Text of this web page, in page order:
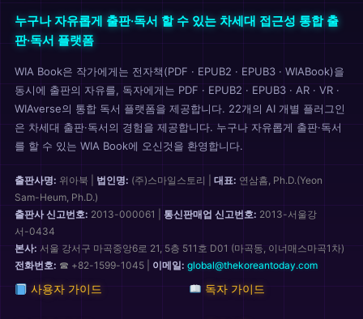
누구나 자유롭게 출판·독서 할 수 있는 차세대 접근성 통합 출
판·독서 플랫폼
WIA Book은 작가에게는 전자책(PDF · EPUB2 · EPUB3 · WIABook)을
동시에 출판의 자유를, 독자에게는 PDF · EPUB2 · EPUB3 · AR · VR ·
WIAverse의 통합 독서 플랫폼을 제공합니다. 22개의 AI 개별 플러그인
은 차세대 출판·독서의 경험을 제공합니다. 누구나 자유롭게 출판·독서
를 할 수 있는 WIA Book에 오신것을 환영합니다.
출판사명: 위아북 법인명: (주)스마일스토리 대표: 연삼흠, Ph.D.(Yeon
Sam-Heum, Ph.D.)
출판사 신고번호: 2013-000061 통신판매업 신고번호: 2013-서울강
서-0434
본사: 서울 강서구 마곡중앙6로 21, 5층 511호 D01 (마곡동, 이너매스마곡1차)
전화번호: ☎ +82-1599-1045 | 이메일: global@thekoreantoday.com
사용자 가이드 독자 가이드